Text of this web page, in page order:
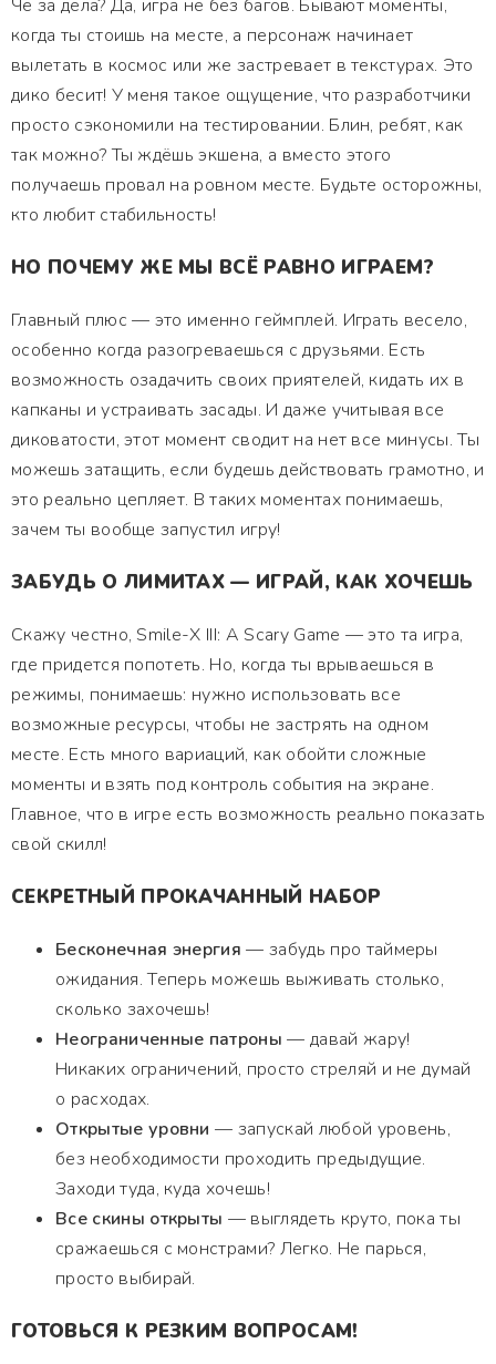
Че за дела? Да, игра не без багов. Бывают моменты,
когда ты стоишь на месте, а персонаж начинает
вылетать в космос или же застревает в текстурах. Это
дико бесит! У меня такое ощущение, что разработчики
просто сэкономили на тестировании. Блин, ребят, как
так можно? Ты ждёшь экшена, а вместо этого
получаешь провал на ровном месте. Будьте осторожны,
кто любит стабильность!
НО ПОЧЕМУ ЖЕ МЫ ВСЁ РАВНО ИГРАЕМ?
Главный плюс — это именно геймплей. Играть весело,
особенно когда разогреваешься с друзьями. Есть
возможность озадачить своих приятелей, кидать их в
капканы и устраивать засады. И даже учитывая все
диковатости, этот момент сводит на нет все минусы. Ты
можешь затащить, если будешь действовать грамотно, и
это реально цепляет. В таких моментах понимаешь,
зачем ты вообще запустил игру!
ЗАБУДЬ О ЛИМИТАХ — ИГРАЙ, КАК ХОЧЕШЬ
Скажу честно, Smile-X III: A Scary Game — это та игра,
где придется попотеть. Но, когда ты врываешься в
режимы, понимаешь: нужно использовать все
возможные ресурсы, чтобы не застрять на одном
месте. Есть много вариаций, как обойти сложные
моменты и взять под контроль события на экране.
Главное, что в игре есть возможность реально показать
свой скилл!
СЕКРЕТНЫЙ ПРОКАЧАННЫЙ НАБОР
Бесконечная энергия — забудь про таймеры
ожидания. Теперь можешь выживать столько,
сколько захочешь!
Неограниченные патроны — давай жару!
Никаких ограничений, просто стреляй и не думай
о расходах.
Открытые уровни — запускай любой уровень,
без необходимости проходить предыдущие.
Заходи туда, куда хочешь!
Все скины открыты — выглядеть круто, пока ты
сражаешься с монстрами? Легко. Не парься,
просто выбирай.
ГОТОВЬСЯ К РЕЗКИМ ВОПРОСАМ!